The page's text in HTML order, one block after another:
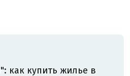
как купить жилье в